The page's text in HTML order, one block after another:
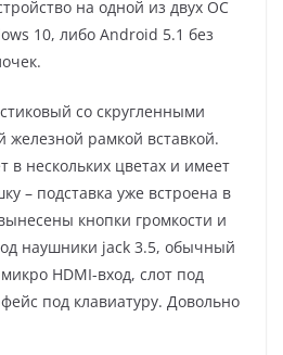
на одной из двух ОС
10, либо Android 5.1 без
со скругленными
железной рамкой вставкой.
в нескольких цветах и имеет
– подставка уже встроена в
кнопки громкости и
наушники jack 3.5, обычный
HDMI-вход, слот под
под клавиатуру. Довольно